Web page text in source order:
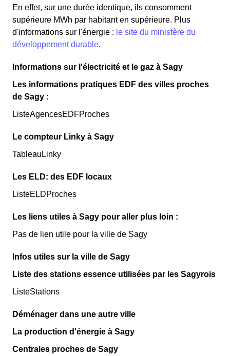
En effet, sur une durée identique, ils consomment
supérieure MWh par habitant en supérieure. Plus
d'informations sur l'énergie : le site du ministère du
développement durable.
Informations sur l'électricité et le gaz à Sagy
Les informations pratiques EDF des villes proches
de Sagy :
ListeAgencesEDFProches
Le compteur Linky à Sagy
TableauLinky
Les ELD: des EDF locaux
ListeELDProches
Les liens utiles à Sagy pour aller plus loin :
Pas de lien utile pour la ville de Sagy
Infos utiles sur la ville de Sagy
Liste des stations essence utilisées par les Sagyrois
ListeStations
Déménager dans une autre ville
La production d'énergie à Sagy
Centrales proches de Sagy